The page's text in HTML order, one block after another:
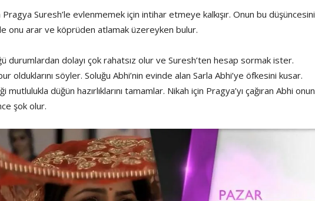
Suresh’le evlenmemek için intihar etmeye kalkışır. Onun bu düşüncesini
onu arar ve köprüden atlamak üzereyken bulur.
durumlardan dolayı çok rahatsız olur ve Suresh’ten hesap sormak ister.
olduklarını söyler. Soluğu Abhi’nin evinde alan Sarla Abhi’ye öfkesini kusar.
mutlulukla düğün hazırlıklarını tamamlar. Nikah için Pragya’yı çağıran Abhi onun
şok olur.